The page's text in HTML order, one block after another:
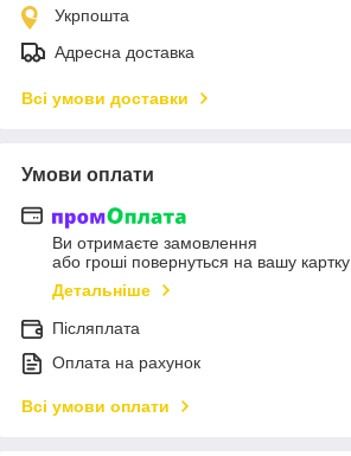
Укрпошта
Адресна доставка
Всі умови доставки
Умови оплати
Ви отримаєте замовлення
або гроші повернуться на вашу картку
Детальніше
Післяплата
Оплата на рахунок
Всі умови оплати